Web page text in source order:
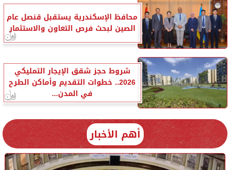
محافظ الإسكندرية يستقبل قنصل عام
الصين لبحث فرص التعاون والاستثمار
شروط حجز شقق الإيجار التمليكي
2026.. خطوات التقديم وأماكن الطرح
في المدن...
أهم الأخبار